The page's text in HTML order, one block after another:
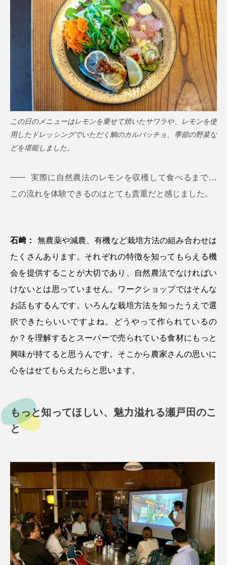
この日のメニューはレモンを乗せて焼いたサワラや、レモンを使
用したドレッシングでいただく鯛のカルパッチョ、季節の野菜な
どを堪能しました。
実際に自然農法のレモンを収穫して食べるまで…
この流れを体験できるのはとても貴重だと感じました。
石﨑：
無農薬や減農、有機など栽培方法の組み合わせは
たくさんあります。それぞれの特徴を知ってもらえる機
会を提供することが大切であり、自然農法でなければい
けないとは思っていません。ワークショップではそんな
お話もするんです。いろんな栽培方法を知ったうえで選
択できたらいいですよね。どうやって作られているの
か？を理解するとスーパーで売られている食材にもっと
興味が持てると思うんです。そこから農家さんの思いに
心をはせてもらえたらと思います。
もっと知ってほしい、魅力溢れる瀬戸田のこ
と